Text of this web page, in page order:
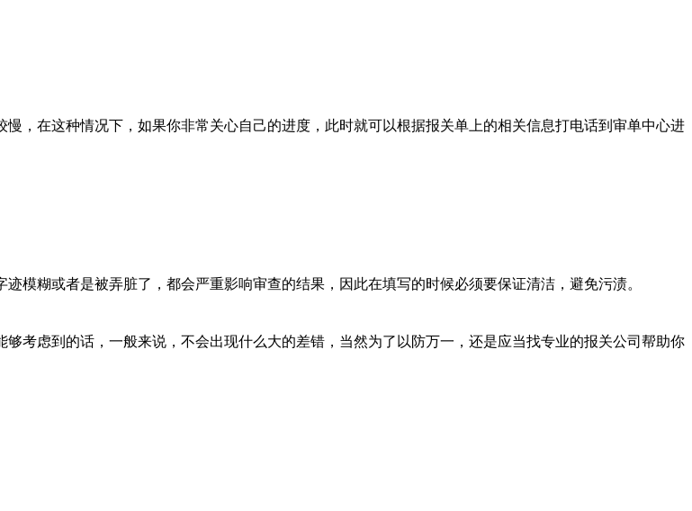
在这种情况下，如果你非常关心自己的进度，此时就可以根据报关单上的相关信息打电话到审单中心进
糊或者是被弄脏了，都会严重影响审查的结果，因此在填写的时候必须要保证清洁，避免污渍。
虑到的话，一般来说，不会出现什么大的差错，当然为了以防万一，还是应当找专业的报关公司帮助你